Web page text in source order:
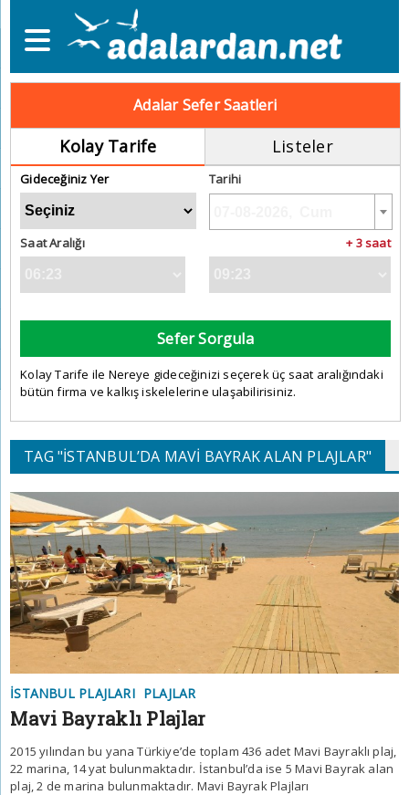
Adalar Sefer Saatleri
Kolay Tarife Listeler
Gideceğiniz Yer Tarihi
Saat Aralığı + 3 saat
Sefer Sorgula
Kolay Tarife ile Nereye gideceğinizi seçerek üç saat aralığındaki
bütün firma ve kalkış iskelelerine ulaşabilirisiniz.
TAG "İSTANBUL’DA MAVI BAYRAK ALAN PLAJLAR"
İSTANBUL PLAJLARI PLAJLAR
Mavi Bayraklı Plajlar
2015 yılından bu yana Türkiye’de toplam 436 adet Mavi Bayraklı plaj,
22 marina, 14 yat bulunmaktadır. İstanbul’da ise 5 Mavi Bayrak alan
plaj, 2 de marina bulunmaktadır. Mavi Bayrak Plajları